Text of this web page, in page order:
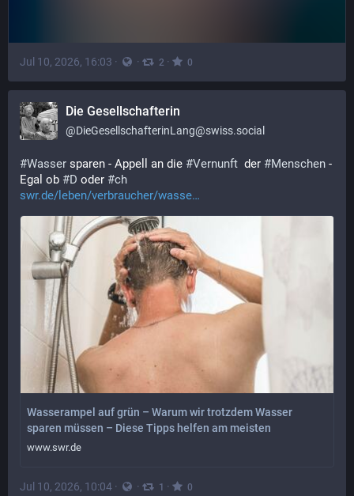
Jul 10, 2026, 16:03 · · 2 · 0
Die Gesellschafterin
@DieGesellschafterinLang@swiss.social
#Wasser sparen - Appell an die #Vernunft
  der
#Menschen -
Egal ob #D oder #ch
swr.de/leben/verbraucher/wasse
Wasserampel auf grün – Warum wir trotzdem Wasser
sparen müssen – Diese Tipps helfen am meisten
www.swr.de
Jul 10, 2026, 10:04 · · 1 · 0